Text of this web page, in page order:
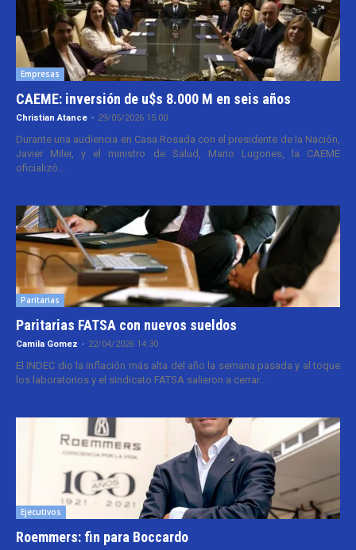
Empresas
CAEME: inversión de u$s 8.000 M en seis años
Christian Atance - 29/05/2026 15:00
Durante una audiencia en Casa Rosada con el presidente de la Nación,
Javier Milei, y el ministro de Salud, Mario Lugones, la CAEME
oficializó...
Paritarias
Paritarias FATSA con nuevos sueldos
Camila Gomez - 22/04/2026 14:30
El INDEC dio la inflación más alta del año la semana pasada y al toque
los laboratorios y el sindicato FATSA salieron a cerrar...
Ejecutivos
Roemmers: fin para Boccardo